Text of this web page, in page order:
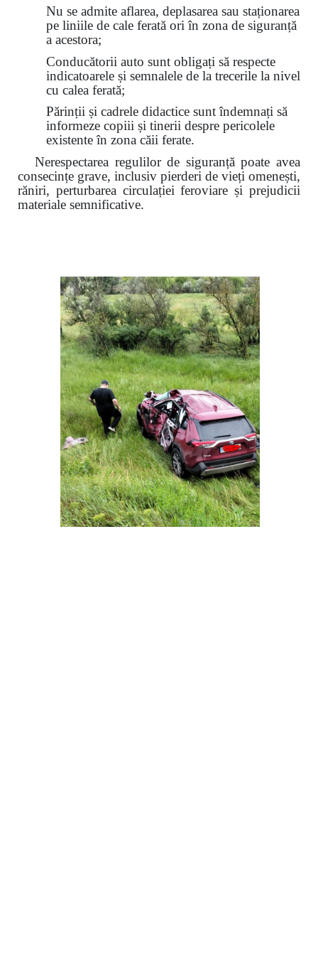
Nu se admite aflarea, deplasarea sau staționarea
pe liniile de cale ferată ori în zona de siguranță
a acestora;
Conducătorii auto sunt obligați să respecte
indicatoarele și semnalele de la trecerile la nivel
cu calea ferată;
Părinții și cadrele didactice sunt îndemnați să
informeze copiii și tinerii despre pericolele
existente în zona căii ferate.
Nerespectarea regulilor de siguranță poate avea
consecințe grave, inclusiv pierderi de vieți omenești,
răniri, perturbarea circulației feroviare și prejudicii
materiale semnificative.